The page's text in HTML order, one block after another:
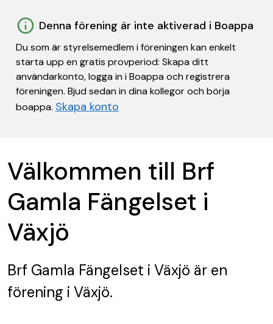
Denna förening är inte aktiverad i Boappa
Du som är styrelsemedlem i föreningen kan enkelt
starta upp en gratis provperiod: Skapa ditt
användarkonto, logga in i Boappa och registrera
föreningen. Bjud sedan in dina kollegor och börja
boappa. Skapa konto
Välkommen till Brf
Gamla Fängelset i
Växjö
Brf Gamla Fängelset i Växjö är en
förening i Växjö.